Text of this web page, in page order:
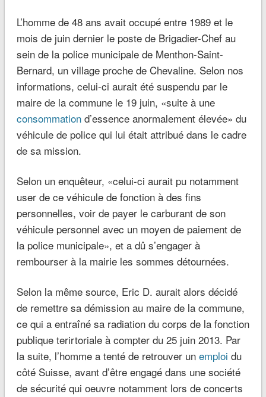
L’homme de 48 ans avait occupé entre 1989 et le
mois de juin dernier le poste de Brigadier-Chef au
sein de la police municipale de Menthon-Saint-
Bernard, un village proche de Chevaline. Selon nos
informations, celui-ci aurait été suspendu par le
maire de la commune le 19 juin, «suite à une
consommationd’essence anormalement élevée» du
véhicule de police qui lui était attribué dans le cadre
de sa mission.
Selon un enquêteur, «celui-ci aurait pu notamment
user de ce véhicule de fonction à des fins
personnelles, voir de payer le carburant de son
véhicule personnel avec un moyen de paiement de
la police municipale», et a dû s’engager à
rembourser à la mairie les sommes détournées.
Selon la même source, Eric D. aurait alors décidé
de remettre sa démission au maire de la commune,
ce qui a entraîné sa radiation du corps de la fonction
publique terirtoriale à compter du 25 juin 2013. Par
la suite, l’homme a tenté de retrouver un emploi du
côté Suisse, avant d’être engagé dans une société
de sécurité qui oeuvre notamment lors de concerts